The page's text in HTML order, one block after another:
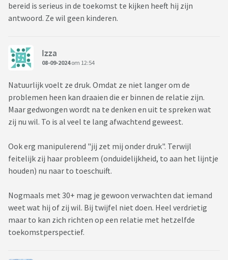
bereid is serieus in de toekomst te kijken heeft hij zijn
antwoord. Ze wil geen kinderen.
Izza
08-09-2024om 12:54
Natuurlijk voelt ze druk. Omdat ze niet langer om de
problemen heen kan draaien die er binnen de relatie zijn.
Maar gedwongen wordt na te denken en uit te spreken wat
zij nu wil. To is al veel te lang afwachtend geweest.
Ook erg manipulerend "jij zet mij onder druk". Terwijl
feitelijk zij haar probleem (onduidelijkheid, to aan het lijntje
houden) nu naar to toeschuift.
Nogmaals met 30+ mag je gewoon verwachten dat iemand
weet wat hij of zij wil. Bij twijfel niet doen. Heel verdrietig
maar to kan zich richten op een relatie met hetzelfde
toekomstperspectief.